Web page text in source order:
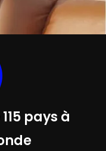
pays à